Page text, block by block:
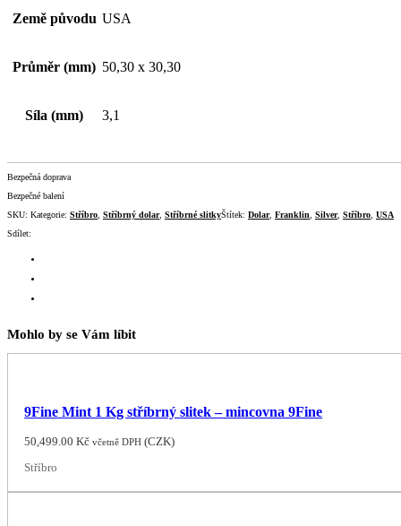
Země původu USA
Průměr (mm) 50,30 x 30,30
Síla (mm) 3,1
Bezpečná doprava
Bezpečné balení
SKU: Kategorie: Stříbro, Stříbrný dolar, Stříbrné slitkyŠtítek: Dolar, Franklin, Silver, Stříbro, USA
Sdílet:
Mohlo by se Vám líbit
9Fine Mint 1 Kg stříbrný slitek – mincovna 9Fine
50,499.00Kč včetně DPH (CZK)
Stříbro